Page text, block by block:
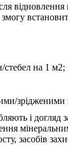
відновлення
змогу
стебел на 1 м2;
зрідженими
і догляд
засобів